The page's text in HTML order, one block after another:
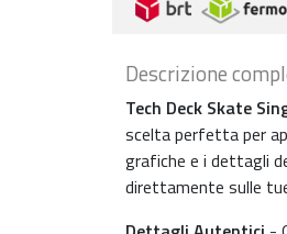
Descrizione
Tech Deck Skate
scelta perfetta per
grafiche e i dettagli
direttamente sulle